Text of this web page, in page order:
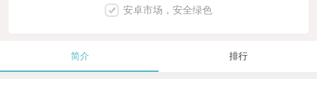
安卓市场，安全绿色
简介 排行